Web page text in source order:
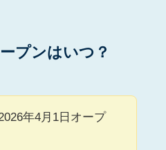
プンはいつ？
年4月1日オープ